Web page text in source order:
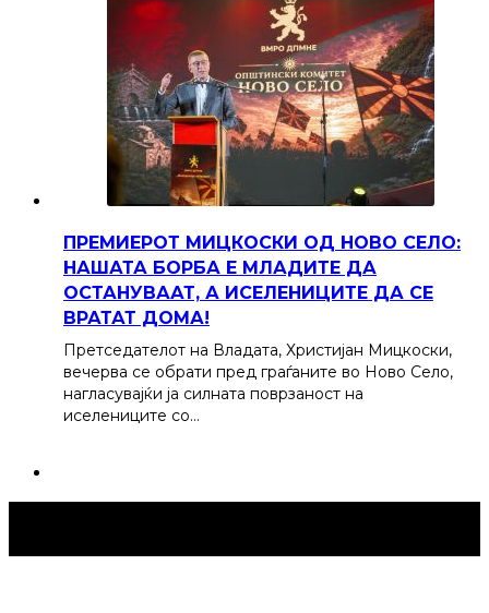
ПРЕМИЕРОТ МИЦКОСКИ ОД НОВО СЕЛО:
НАШАТА БОРБА Е МЛАДИТЕ ДА
ОСТАНУВААТ, А ИСЕЛЕНИЦИТЕ ДА СЕ
ВРАТАТ ДОМА!
Претседателот на Владата, Христијан Мицкоски,
вечерва се обрати пред граѓаните во Ново Село,
нагласувајќи ја силната поврзаност на
иселениците со…